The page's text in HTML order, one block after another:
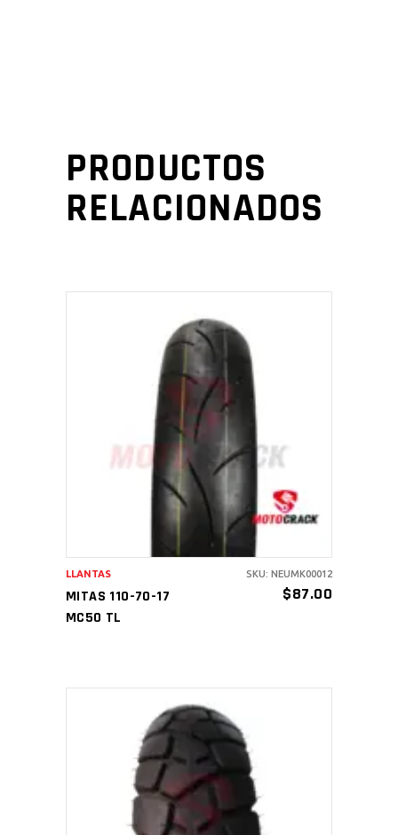
PRODUCTOS
RELACIONADOS
AÑADIR AL CARRITO
MITAS 110-70-17
MC50 TL
$87.00
LLANTAS SKU: NEUMK00012
AÑADIR AL CARRITO